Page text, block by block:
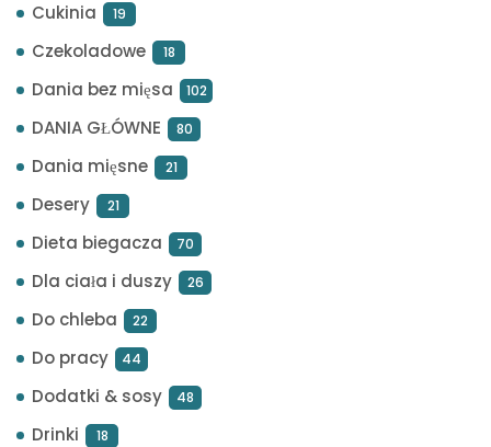
Cukinia 19
Czekoladowe 18
Dania bez mięsa 102
DANIA GŁÓWNE 80
Dania mięsne 21
Desery 21
Dieta biegacza 70
Dla ciała i duszy 26
Do chleba 22
Do pracy 44
Dodatki & sosy 48
Drinki 18